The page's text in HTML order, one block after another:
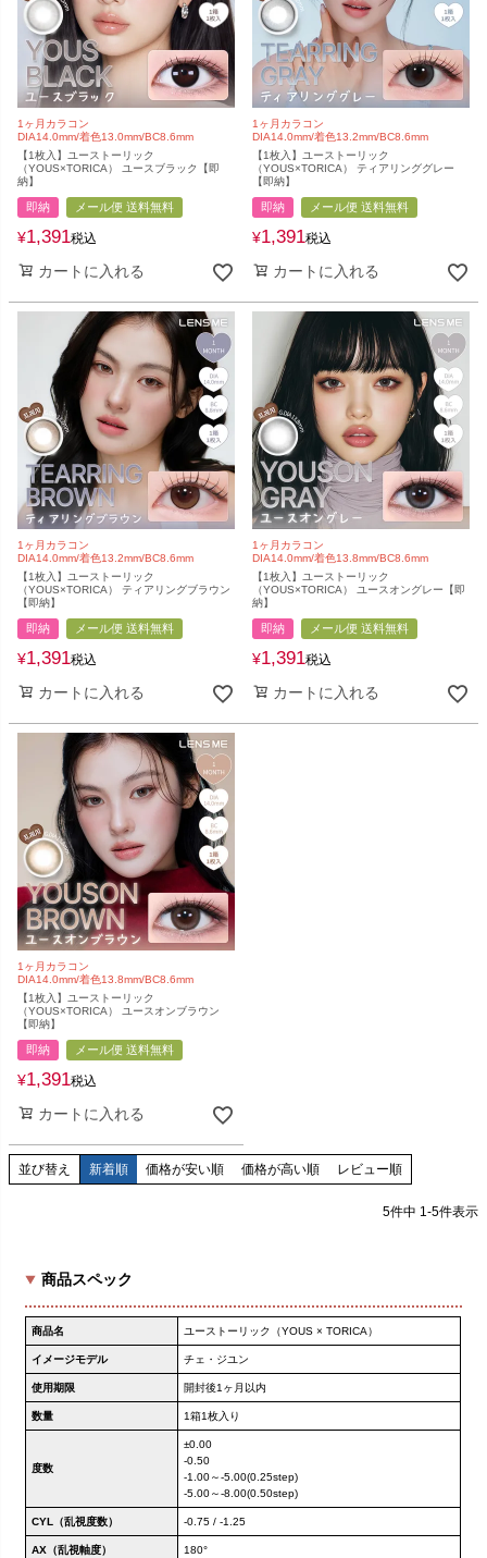
1ヶ月カラコン
DIA14.0mm/着色13.0mm/BC8.6mm
【1枚入】ユーストーリック
（YOUS×TORICA） ユースブラック【即
納】
即納 メール便 送料無料
¥1,391税込
カートに入れる
1ヶ月カラコン
DIA14.0mm/着色13.2mm/BC8.6mm
【1枚入】ユーストーリック
（YOUS×TORICA） ティアリンググレー
【即納】
即納 メール便 送料無料
¥1,391税込
カートに入れる
1ヶ月カラコン
DIA14.0mm/着色13.2mm/BC8.6mm
【1枚入】ユーストーリック
（YOUS×TORICA） ティアリングブラウン
【即納】
即納 メール便 送料無料
¥1,391税込
カートに入れる
1ヶ月カラコン
DIA14.0mm/着色13.8mm/BC8.6mm
【1枚入】ユーストーリック
（YOUS×TORICA） ユースオングレー【即
納】
即納 メール便 送料無料
¥1,391税込
カートに入れる
1ヶ月カラコン
DIA14.0mm/着色13.8mm/BC8.6mm
【1枚入】ユーストーリック
（YOUS×TORICA） ユースオンブラウン
【即納】
即納 メール便 送料無料
¥1,391税込
カートに入れる
並び替え 新着順 価格が安い順 価格が高い順 レビュー順
5件中 1-5件表示
商品スペック
商品名 ユーストーリック（YOUS × TORICA）
イメージモデル チェ・ジユン
使用期限 開封後1ヶ月以内
数量 1箱1枚入り
度数
±0.00
-0.50
-1.00～-5.00(0.25step)
-5.00～-8.00(0.50step)
CYL（乱視度数） -0.75 / -1.25
AX（乱視軸度） 180°